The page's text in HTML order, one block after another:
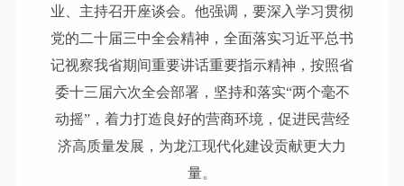
业、主持召开座谈会。他强调，要深入学习贯彻
党的二十届三中全会精神，全面落实习近平总书
记视察我省期间重要讲话重要指示精神，按照省
委十三届六次全会部署，坚持和落实“两个毫不
动摇”，着力打造良好的营商环境，促进民营经
济高质量发展，为龙江现代化建设贡献更大力
量。